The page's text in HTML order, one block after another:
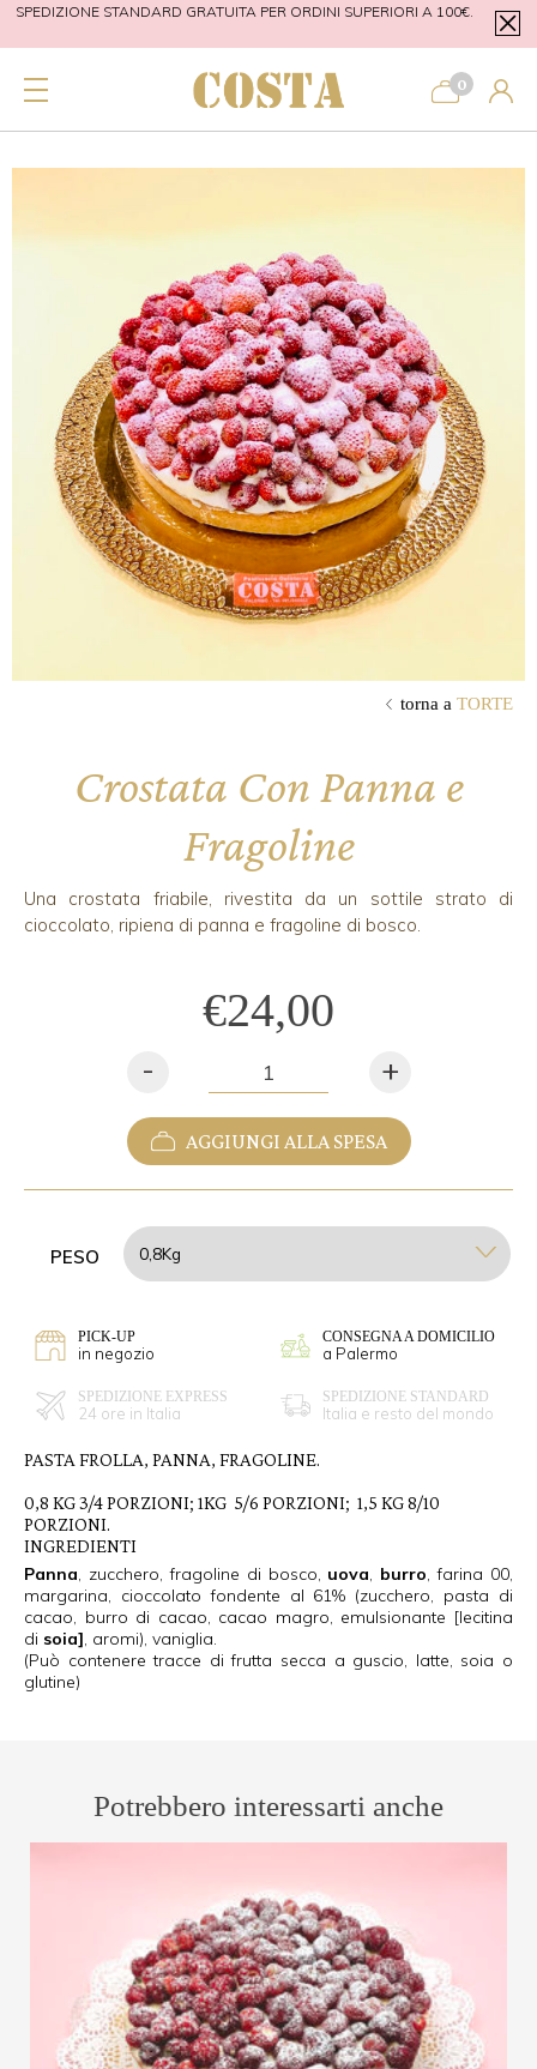
SPEDIZIONE STANDARD GRATUITA PER ORDINI SUPERIORI A 100€.
SUPERIORI A 40€.
0
torna a TORTE
Crostata Con Panna e
Fragoline
Una crostata friabile, rivestita da un sottile strato di
cioccolato, ripiena di panna e fragoline di bosco.
PESO
PICK-UP
in negozio
CONSEGNA A DOMICILIO
a Palermo
SPEDIZIONE EXPRESS
24 ore in Italia
SPEDIZIONE STANDARD
Italia e resto del mondo
€24,00
- +
AGGIUNGI ALLA SPESA
PASTA FROLLA, PANNA, FRAGOLINE.
0,8 KG 3/4 PORZIONI; 1KG 5/6 PORZIONI; 1,5 KG 8/10
PORZIONI.
INGREDIENTI
Panna, zucchero, fragoline di bosco, uova, burro, farina 00,
margarina, cioccolato fondente al 61% (zucchero, pasta di
cacao, burro di cacao, cacao magro, emulsionante [lecitina
di soia], aromi), vaniglia.
(Può contenere tracce di frutta secca a guscio, latte, soia o
glutine)
Potrebbero interessarti anche